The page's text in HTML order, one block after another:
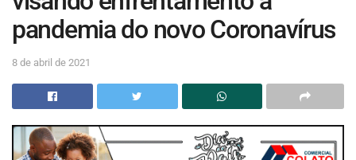
pandemia do novo Coronavírus
8 de abril de 2021